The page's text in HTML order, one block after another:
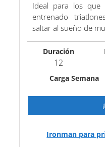
Ideal para los que
entrenado
saltar al sueño de
Duración
12
Carga Semana
Ironman para